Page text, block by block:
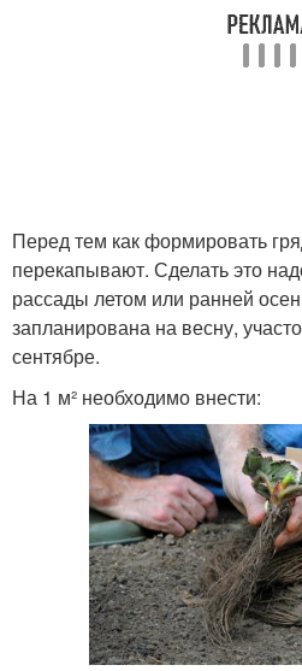
Перед тем как формировать
перекапывают. Сделать это
рассады летом или ранней
запланирована на весну,
сентябре.
На 1 м² необходимо внести: